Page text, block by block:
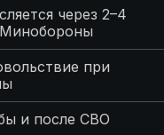
через 2–4
Минобороны
при
и после СВО